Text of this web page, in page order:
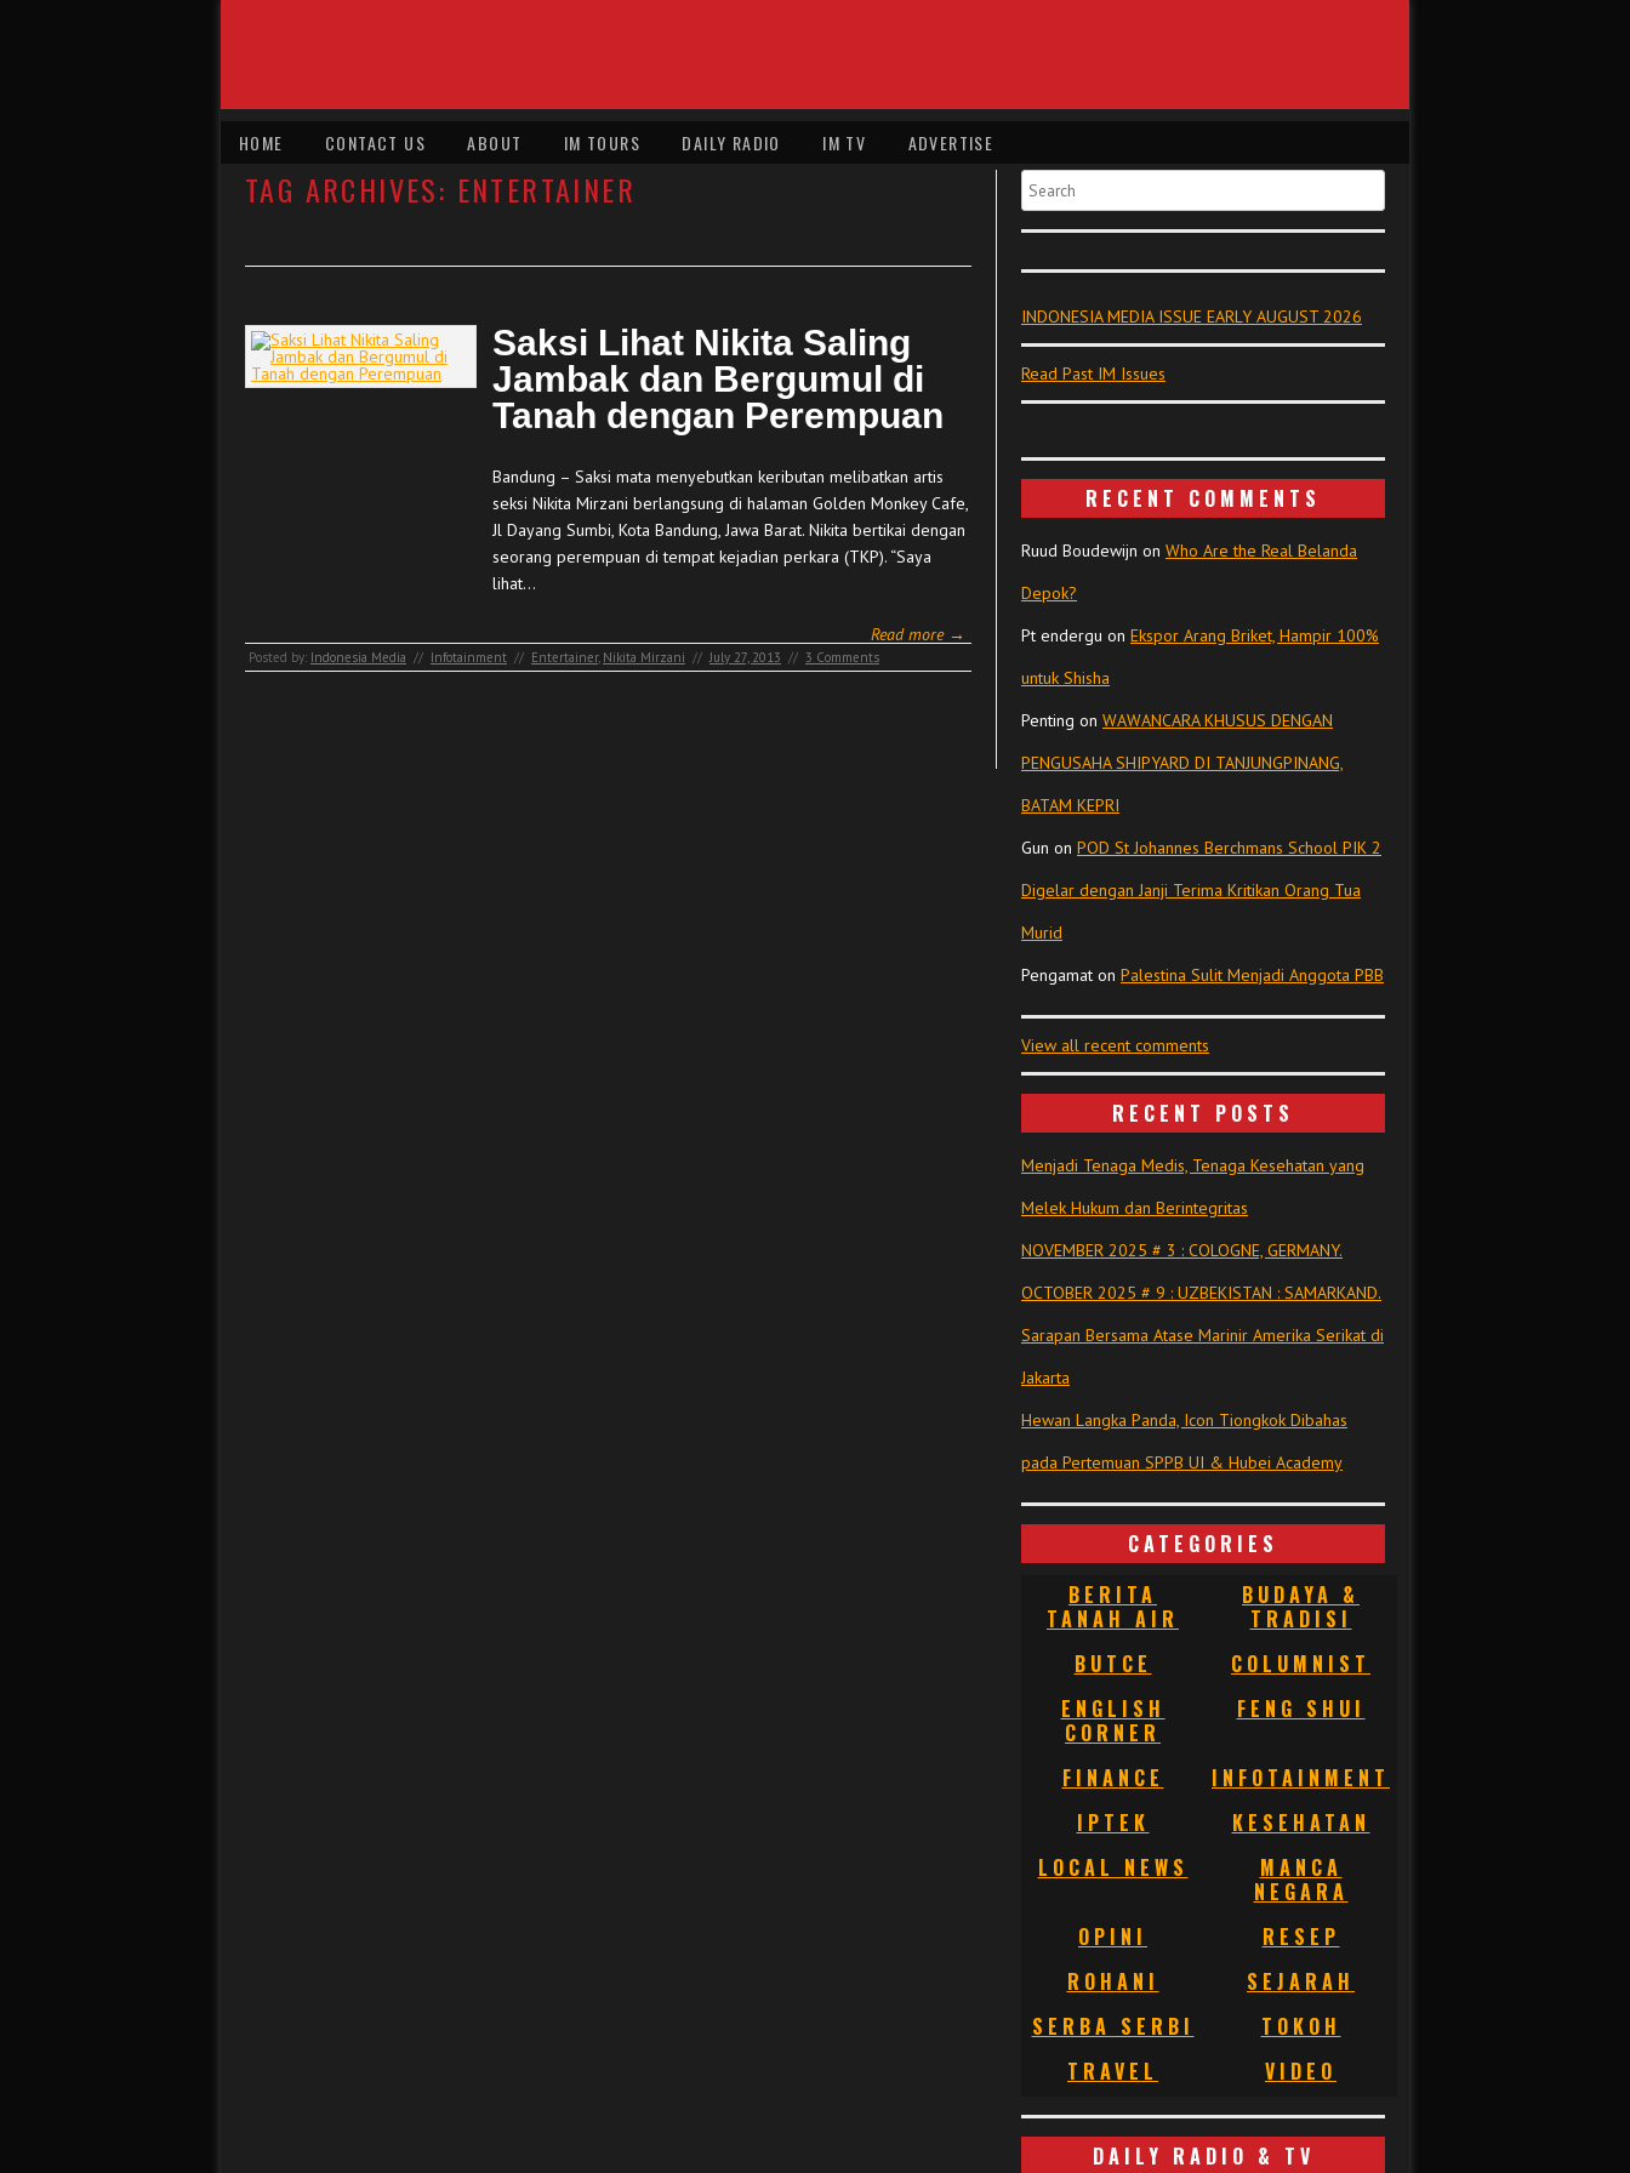
HOME CONTACT US ABOUT IM TOURS DAILY RADIO IM TV ADVERTISE
TAG ARCHIVES: ENTERTAINER
Saksi Lihat Nikita Saling
Jambak dan Bergumul di
Tanah dengan Perempuan
Bandung – Saksi mata menyebutkan keributan melibatkan artis
seksi Nikita Mirzani berlangsung di halaman Golden Monkey Cafe,
Jl Dayang Sumbi, Kota Bandung, Jawa Barat. Nikita bertikai dengan
seorang perempuan di tempat kejadian perkara (TKP). “Saya
lihat…
Read more →
Posted by: Indonesia Media // Infotainment // Entertainer, Nikita Mirzani // July 27, 2013 // 3 Comments
Search
INDONESIA MEDIA ISSUE EARLY AUGUST 2026
Read Past IM Issues
RECENT COMMENTS
Ruud Boudewijn on Who Are the Real Belanda
Depok?
Pt endergu on Ekspor Arang Briket, Hampir 100%
untuk Shisha
Penting on WAWANCARA KHUSUS DENGAN
PENGUSAHA SHIPYARD DI TANJUNGPINANG,
BATAM KEPRI
Gun on POD St Johannes Berchmans School PIK 2
Digelar dengan Janji Terima Kritikan Orang Tua
Murid
Pengamat on Palestina Sulit Menjadi Anggota PBB
View all recent comments
RECENT POSTS
Menjadi Tenaga Medis, Tenaga Kesehatan yang
Melek Hukum dan Berintegritas
NOVEMBER 2025 # 3 : COLOGNE, GERMANY.
OCTOBER 2025 # 9 : UZBEKISTAN : SAMARKAND.
Sarapan Bersama Atase Marinir Amerika Serikat di
Jakarta
Hewan Langka Panda, Icon Tiongkok Dibahas
pada Pertemuan SPPB UI & Hubei Academy
CATEGORIES
BERITA
TANAH AIR
BUDAYA &
TRADISI
BUTCE
COLUMNIST
ENGLISH
CORNER
FENG SHUI
FINANCE
INFOTAINMENT
IPTEK
KESEHATAN
LOCAL NEWS
MANCA
NEGARA
OPINI
RESEP
ROHANI
SEJARAH
SERBA SERBI
TOKOH
TRAVEL
VIDEO
DAILY RADIO & TV